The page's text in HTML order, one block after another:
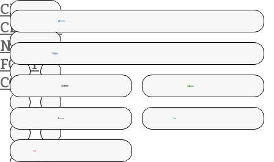
CES
CLIENTS
NOUS
FONT
CONFIANCE